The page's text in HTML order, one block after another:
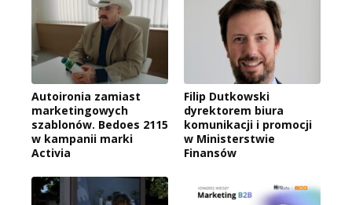
Autoironia zamiast
marketingowych
szablonów. Bedoes 2115
w kampanii marki
Activia
Filip Dutkowski
dyrektorem biura
komunikacji i promocji
w Ministerstwie
Finansów